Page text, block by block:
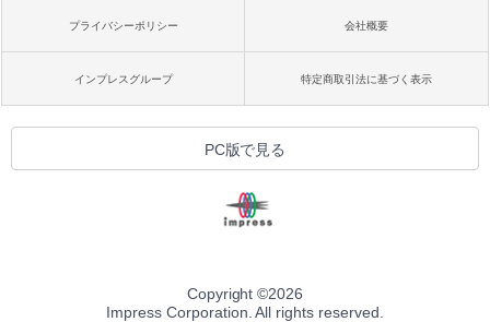
プライバシーポリシー 会社概要
インプレスグループ 特定商取引法に基づく表示
PC版で見る
Copyright ©2026
Impress Corporation. All rights reserved.